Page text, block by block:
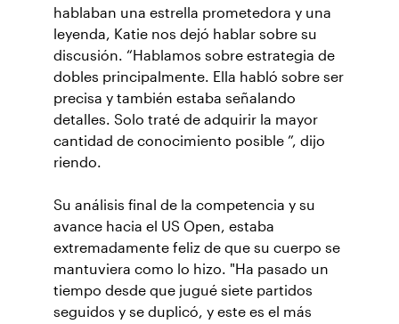
hablaban una estrella prometedora y una
leyenda, Katie nos dejó hablar sobre su
discusión. “Hablamos sobre estrategia de
dobles principalmente. Ella habló sobre ser
precisa y también estaba señalando
detalles. Solo traté de adquirir la mayor
cantidad de conocimiento posible ”, dijo
riendo.
Su análisis final de la competencia y su
avance hacia el US Open, estaba
extremadamente feliz de que su cuerpo se
mantuviera como lo hizo. "Ha pasado un
tiempo desde que jugué siete partidos
seguidos y se duplicó, y este es el más